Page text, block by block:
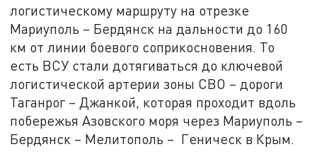
логистическому маршруту на отрезке
Мариуполь – Бердянск на дальности до 160
км от линии боевого соприкосновения. То
есть ВСУ стали дотягиваться до ключевой
логистической артерии зоны СВО – дороги
Таганрог – Джанкой, которая проходит вдоль
побережья Азовского моря через Мариуполь –
Бердянск – Мелитополь – Геническ в Крым.